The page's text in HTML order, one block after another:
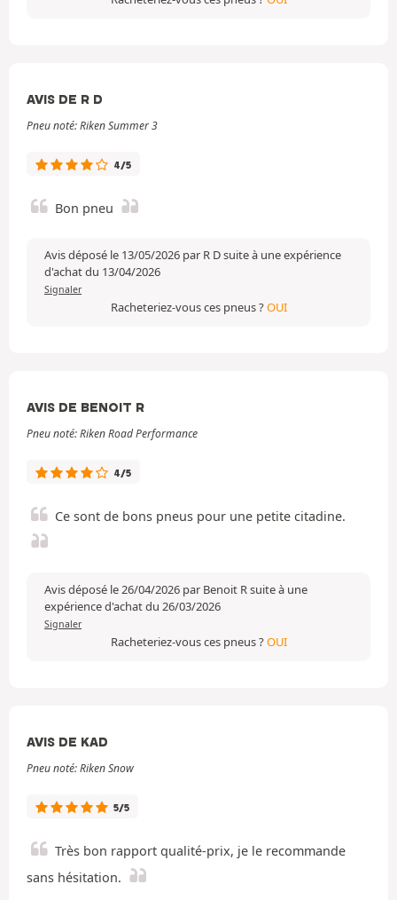
AVIS DE R D
Pneu noté: Riken Summer 3
4/5
Bon pneu
Avis déposé le 13/05/2026 par R D suite à une expérience
d'achat du 13/04/2026
Signaler
Racheteriez-vous ces pneus ?OUI
AVIS DE BENOIT R
Pneu noté: Riken Road Performance
4/5
Ce sont de bons pneus pour une petite citadine.
Avis déposé le 26/04/2026 par Benoit R suite à une
expérience d'achat du 26/03/2026
Signaler
Racheteriez-vous ces pneus ?OUI
AVIS DE KAD
Pneu noté: Riken Snow
5/5
Très bon rapport qualité-prix, je le recommande
sans hésitation.